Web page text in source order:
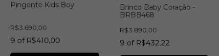
Pingente Kids Boy
R$3.690,00
9 of R$410,00
Brinco Baby Coração -
BRBB468
R$3.890,00
9 of R$432,22